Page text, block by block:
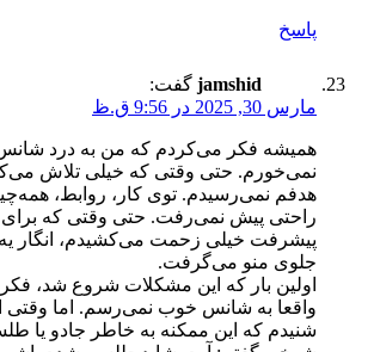
پاسخ
jamshid گفت:
مارس 30, 2025 در 9:56 ق.ظ
همیشه فکر می‌کردم که من به درد
نمی‌خورم. حتی وقتی که خیلی تلاش
هدفم نمی‌رسیدم. توی کار، روابط،
راحتی پیش نمی‌رفت. حتی وقتی که
پیشرفت خیلی زحمت می‌کشیدم، انگار
جلوی منو می‌گرفت.
اولین بار که این مشکلات شروع شد،
واقعا به شانس خوب نمی‌رسم. اما وقتی
شنیدم که این ممکنه به خاطر جادو یا